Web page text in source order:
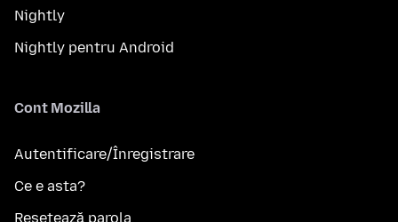
Nightly
Nightly pentru Android
Cont Mozilla
Autentificare/Înregistrare
Ce e asta?
Resetează parola